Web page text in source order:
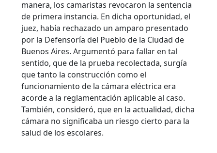
manera, los camaristas revocaron la sentencia
de primera instancia. En dicha oportunidad, el
juez, había rechazado un amparo presentado
por la Defensoría del Pueblo de la Ciudad de
Buenos Aires. Argumentó para fallar en tal
sentido, que de la prueba recolectada, surgía
que tanto la construcción como el
funcionamiento de la cámara eléctrica era
acorde a la reglamentación aplicable al caso.
También, consideró, que en la actualidad, dicha
cámara no significaba un riesgo cierto para la
salud de los escolares.